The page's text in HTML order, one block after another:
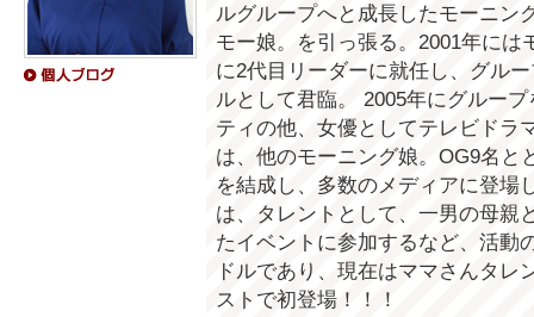
ルグループへと成長したモーニン
モー娘。を引っ張る。2001年に
に2代目リーダーに就任し、グル
ルとして君臨。 2005年にグルー
ティの他、女優としてテレビドラ
は、他のモーニング娘。OG9名と
を結成し、多数のメディアに登場
は、タレントとして、一男の母親
たイベントに参加するなど、活動
ドルであり、現在はママさんタ
ストで初登場！！！